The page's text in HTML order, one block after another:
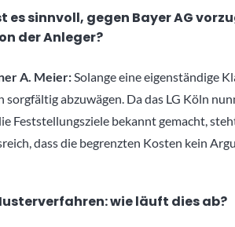
es sinnvoll, gegen Bayer AG
der Anleger?
A. Meier:Solange eine eigenständige
sorgfältig abzuwägen. Da das LG Köln
Feststellungsziele bekannt gemacht,
dass die begrenzten Kosten kein
wie läuft dies ab?